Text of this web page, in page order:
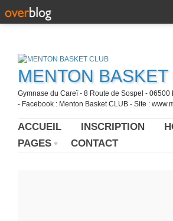
MENTON
Gymnase du Careï - 8 Route de Sospel -
- Facebook : Menton Basket CLUB - Site :
ACCUEIL INSCRIPTION
PAGES
CONTACT